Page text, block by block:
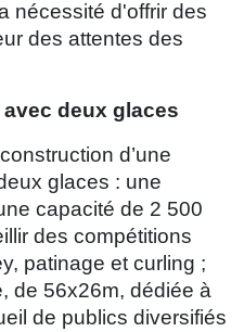
nécessité d'offrir des
des attentes des
deux glaces
d’une
glaces : une
capacité de 2 500
des compétitions
patinage et curling ;
de 56x26m, dédiée à
de publics diversifiés